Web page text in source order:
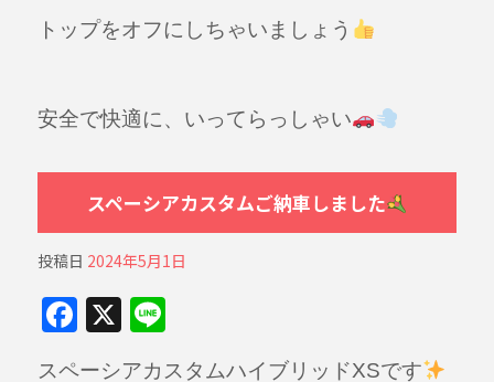
トップをオフにしちゃいましょう
安全で快適に、いってらっしゃい
スペーシアカスタムご納車しました
投稿日 2024年5月1日
F X Li
スペーシアカスタムハイブリッドXSです